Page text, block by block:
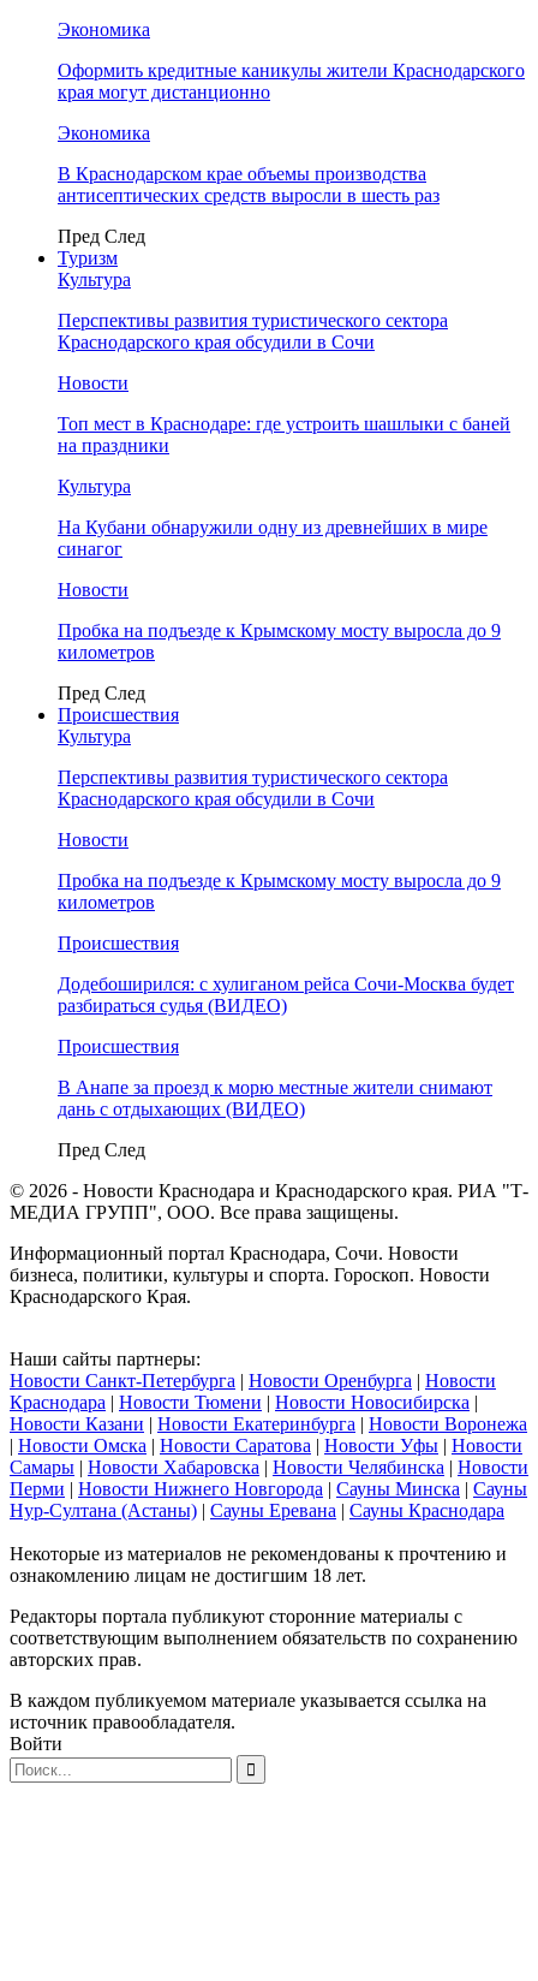
Экономика
Оформить кредитные каникулы жители Краснодарского
края могут дистанционно
Экономика
В Краснодарском крае объемы производства
антисептических средств выросли в шесть раз
Пред След
Туризм
Культура
Перспективы развития туристического сектора
Краснодарского края обсудили в Сочи
Новости
Топ мест в Краснодаре: где устроить шашлыки с баней
на праздники
Культура
На Кубани обнаружили одну из древнейших в мире
синагог
Новости
Пробка на подъезде к Крымскому мосту выросла до 9
километров
Пред След
Происшествия
Культура
Перспективы развития туристического сектора
Краснодарского края обсудили в Сочи
Новости
Пробка на подъезде к Крымскому мосту выросла до 9
километров
Происшествия
Додебоширился: с хулиганом рейса Сочи-Москва будет
разбираться судья (ВИДЕО)
Происшествия
В Анапе за проезд к морю местные жители снимают
дань с отдыхающих (ВИДЕО)
Пред След
© 2026 - Новости Краснодара и Краснодарского края. РИА "Т-
МЕДИА ГРУПП", ООО. Все права защищены.
Информационный портал Краснодара, Сочи. Новости
бизнеса, политики, культуры и спорта. Гороскоп. Новости
Краснодарского Края.
Наши сайты партнеры:
Новости Санкт-Петербурга | Новости Оренбурга | Новости
Краснодара | Новости Тюмени | Новости Новосибирска |
Новости Казани | Новости Екатеринбурга | Новости Воронежа
| Новости Омска | Новости Саратова | Новости Уфы | Новости
Самары | Новости Хабаровска | Новости Челябинска | Новости
Перми | Новости Нижнего Новгорода | Сауны Минска | Сауны
Нур-Султана (Астаны) | Сауны Еревана | Сауны Краснодара
Некоторые из материалов не рекомендованы к прочтению и
ознакомлению лицам не достигшим 18 лет.
Редакторы портала публикуют сторонние материалы с
соответствующим выполнением обязательств по сохранению
авторских прав.
В каждом публикуемом материале указывается ссылка на
источник правообладателя.
Войти